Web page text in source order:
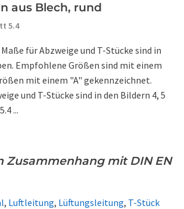
aus Blech, rund
5.4
für Abzweige und T-Stücke sind in
Empfohlene Größen sind mit einem
mit einem "A" gekennzeichnet.
und T-Stücke sind in den Bildern 4, 5
...
Zusammenhang mit DIN EN
, Luftleitung, Lüftungsleitung, T-Stück